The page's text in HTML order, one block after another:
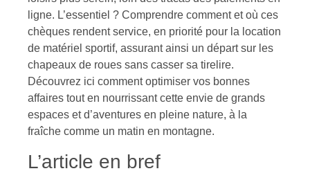
ligne. L’essentiel ? Comprendre comment et où ces
chèques rendent service, en priorité pour la location
de matériel sportif, assurant ainsi un départ sur les
chapeaux de roues sans casser sa tirelire.
Découvrez ici comment optimiser vos bonnes
affaires tout en nourrissant cette envie de grands
espaces et d’aventures en pleine nature, à la
fraîche comme un matin en montagne.
L’article en bref